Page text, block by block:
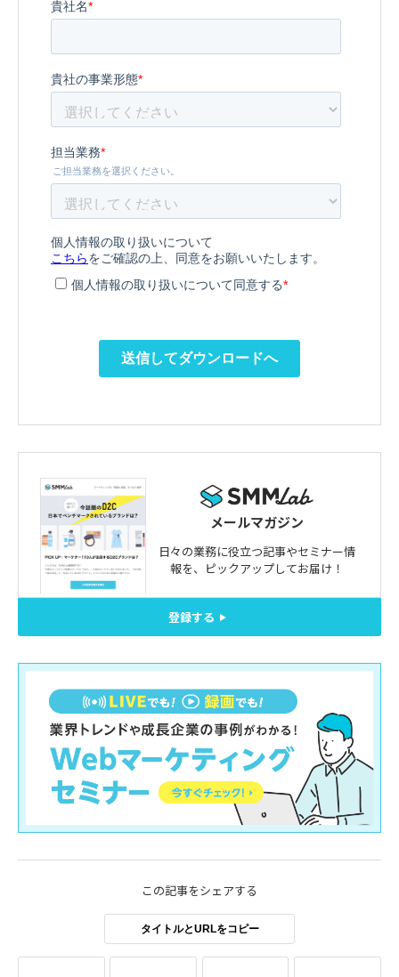
メールマガジン
日々の業務に役立つ記事やセミナー情
報を、 ピックアップしてお届け！
登録する
この記事をシェアする
タイトルとURLをコピー